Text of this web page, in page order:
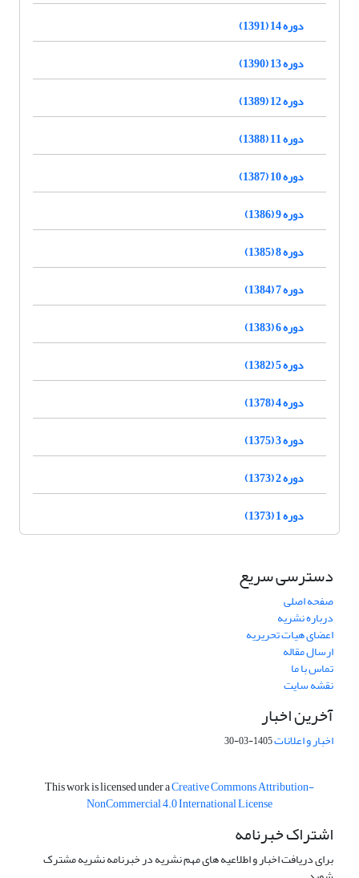
دوره 14 (1391)
دوره 13 (1390)
دوره 12 (1389)
دوره 11 (1388)
دوره 10 (1387)
دوره 9 (1386)
دوره 8 (1385)
دوره 7 (1384)
دوره 6 (1383)
دوره 5 (1382)
دوره 4 (1378)
دوره 3 (1375)
دوره 2 (1373)
دوره 1 (1373)
دسترسی سریع
صفحه اصلی
درباره نشریه
اعضای هیات تحریریه
ارسال مقاله
تماس با ما
نقشه سایت
آخرین اخبار
اخبار و اعلانات1405-03-30
This work is licensed under aCreative Commons Attribution-
NonCommercial 4.0 International License
اشتراک خبرنامه
برای دریافت اخبار و اطلاعیه های مهم نشریه در خبرنامه نشریه مشترک